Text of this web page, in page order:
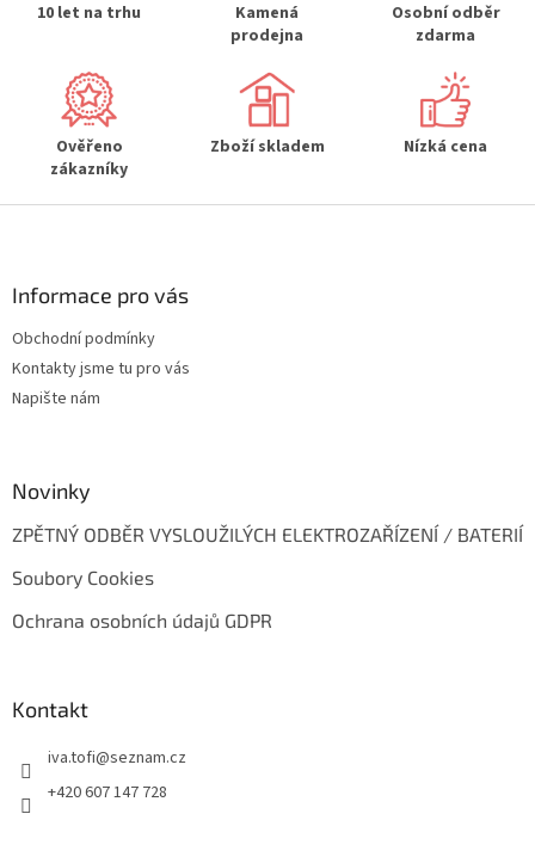
10 let na trhu
Kamená
prodejna
Osobní odběr
zdarma
Ověřeno
zákazníky
Zboží skladem Nízká cena
Informace pro vás
Obchodní podmínky
Kontakty jsme tu pro vás
Napište nám
Novinky
ZPĚTNÝ ODBĚR VYSLOUŽILÝCH ELEKTROZAŘÍZENÍ / BATERIÍ
Soubory Cookies
Ochrana osobních údajů GDPR
Kontakt
iva.tofi@seznam.cz
+420 607 147 728